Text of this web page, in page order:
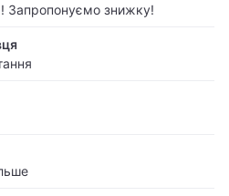
Запропонуємо знижку!